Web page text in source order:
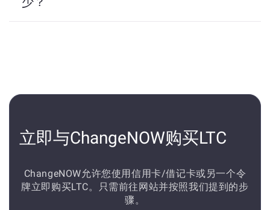
立即与ChangeNOW购买LTC
ChangeNOW允许您使用信用卡/借记卡或另一个令
牌立即购买LTC。只需前往网站并按照我们提到的步
骤。